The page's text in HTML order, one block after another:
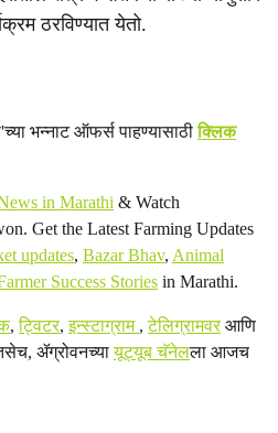
ठरविण्यात येतो.
भन्नाट ऑफर्स पाहण्यासाठीक्लिक
in Marathi & Watch
Get the Latest Farming Updates
updates, Bazar Bhav, Animal
Success Stories in Marathi.
,ट्विटर,इन्स्टाग्राम ,टेलिग्रामवरआणि
ॲग्रोवनच्यायूट्यूब चॅनेलला आजच